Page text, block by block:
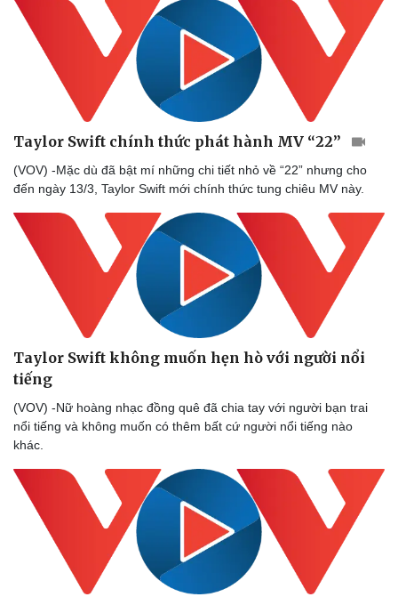
Taylor Swift chính thức phát hành MV “22”
(VOV) -Mặc dù đã bật mí những chi tiết nhỏ về “22” nhưng cho
đến ngày 13/3, Taylor Swift mới chính thức tung chiêu MV này.
Taylor Swift không muốn hẹn hò với người nổi
tiếng
(VOV) -Nữ hoàng nhạc đồng quê đã chia tay với người bạn trai
nổi tiếng và không muốn có thêm bất cứ người nổi tiếng nào
khác.